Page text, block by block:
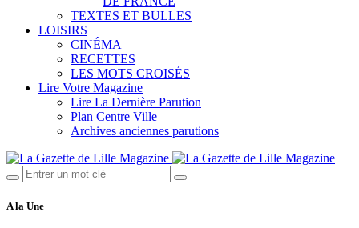
TEXTES ET BULLES
LOISIRS
CINÉMA
RECETTES
LES MOTS CROISÉS
Lire Votre Magazine
Lire La Dernière Parution
Plan Centre Ville
Archives anciennes parutions
A la Une